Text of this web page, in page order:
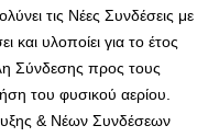
τις Νέες Συνδέσεις με
και υλοποίει για το έτος
Σύνδεσης προς τους
του φυσικού αερίου.
& Νέων Συνδέσεων